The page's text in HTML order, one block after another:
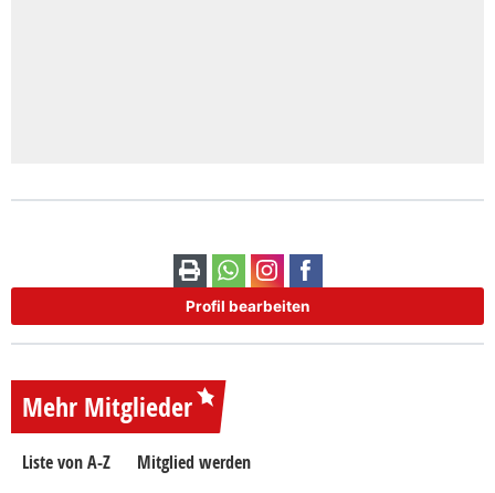
Profil bearbeiten
Mehr Mitglieder
Liste von A-Z Mitglied werden